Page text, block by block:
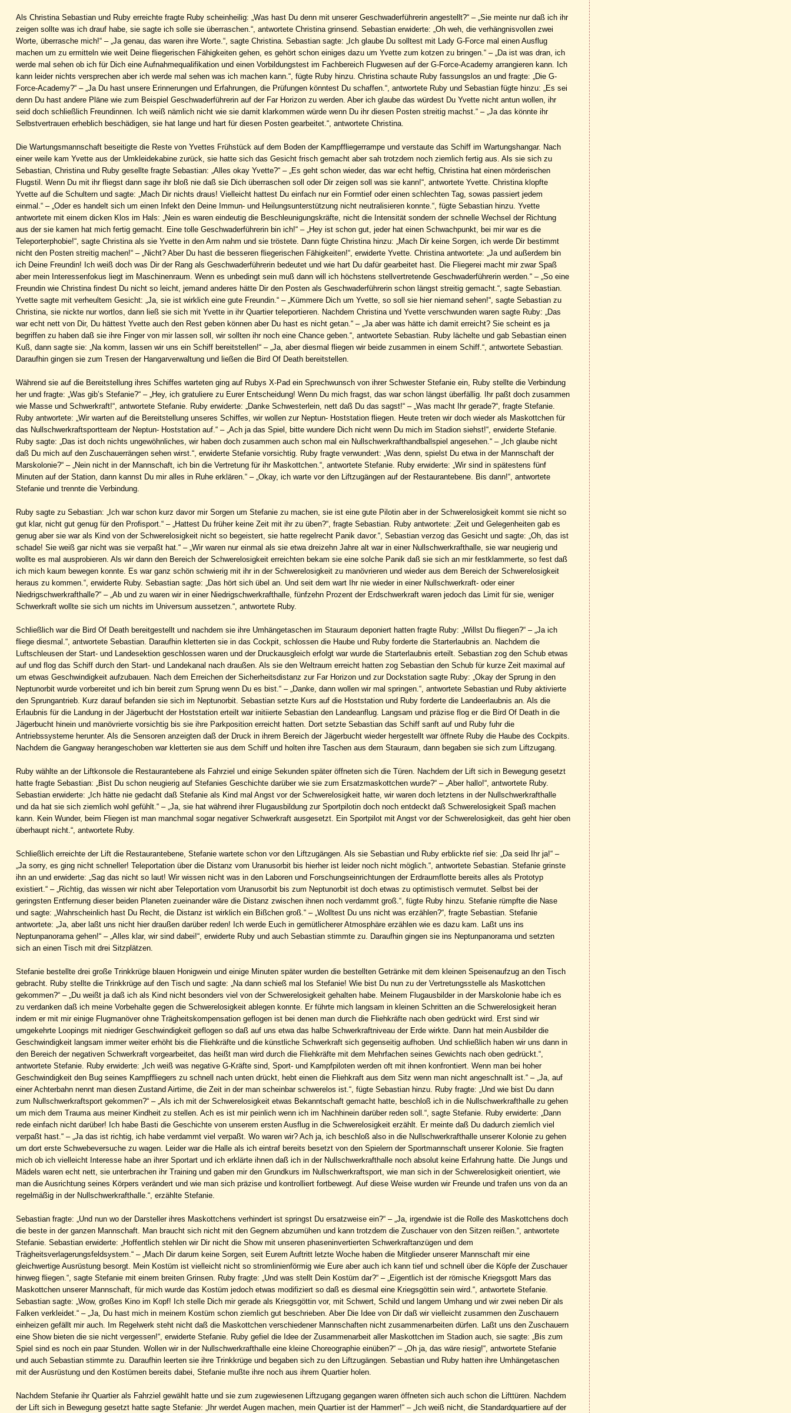
Als Christina Sebastian und Ruby erreichte fragte Ruby scheinheilig: „Was hast Du denn mit unserer Geschwaderführerin angestellt?“ – „Sie meinte nur daß ich ihr
zeigen sollte was ich drauf habe, sie sagte ich solle sie überraschen.“, antwortete Christina grinsend. Sebastian erwiderte: „Oh weh, die verhängnisvollen zwei
Worte, überrasche mich!“ – „Ja genau, das waren ihre Worte.“, sagte Christina. Sebastian sagte: „Ich glaube Du solltest mit Lady G-Force mal einen Ausflug
machen um zu ermitteln wie weit Deine fliegerischen Fähigkeiten gehen, es gehört schon einiges dazu um Yvette zum kotzen zu bringen.“ – „Da ist was dran, ich
werde mal sehen ob ich für Dich eine Aufnahmequalifikation und einen Vorbildungstest im Fachbereich Flugwesen auf der G-Force-Academy arrangieren kann. Ich
kann leider nichts versprechen aber ich werde mal sehen was ich machen kann.“, fügte Ruby hinzu. Christina schaute Ruby fassungslos an und fragte: „Die G-
Force-Academy?“ – „Ja Du hast unsere Erinnerungen und Erfahrungen, die Prüfungen könntest Du schaffen.“, antwortete Ruby und Sebastian fügte hinzu: „Es sei
denn Du hast andere Pläne wie zum Beispiel Geschwaderführerin auf der Far Horizon zu werden. Aber ich glaube das würdest Du Yvette nicht antun wollen, ihr
seid doch schließlich Freundinnen. Ich weiß nämlich nicht wie sie damit klarkommen würde wenn Du ihr diesen Posten streitig machst.“ – „Ja das könnte ihr
Selbstvertrauen erheblich beschädigen, sie hat lange und hart für diesen Posten gearbeitet.“, antwortete Christina.
Die Wartungsmannschaft beseitigte die Reste von Yvettes Frühstück auf dem Boden der Kampffliegerrampe und verstaute das Schiff im Wartungshangar. Nach
einer weile kam Yvette aus der Umkleidekabine zurück, sie hatte sich das Gesicht frisch gemacht aber sah trotzdem noch ziemlich fertig aus. Als sie sich zu
Sebastian, Christina und Ruby gesellte fragte Sebastian: „Alles okay Yvette?“ – „Es geht schon wieder, das war echt heftig, Christina hat einen mörderischen
Flugstil. Wenn Du mit ihr fliegst dann sage ihr bloß nie daß sie Dich überraschen soll oder Dir zeigen soll was sie kann!“, antwortete Yvette. Christina klopfte
Yvette auf die Schultern und sagte: „Mach Dir nichts draus! Vielleicht hattest Du einfach nur ein Formtief oder einen schlechten Tag, sowas passiert jedem
einmal.“ – „Oder es handelt sich um einen Infekt den Deine Immun- und Heilungsunterstützung nicht neutralisieren konnte.“, fügte Sebastian hinzu. Yvette
antwortete mit einem dicken Klos im Hals: „Nein es waren eindeutig die Beschleunigungskräfte, nicht die Intensität sondern der schnelle Wechsel der Richtung
aus der sie kamen hat mich fertig gemacht. Eine tolle Geschwaderführerin bin ich!“ – „Hey ist schon gut, jeder hat einen Schwachpunkt, bei mir war es die
Teleporterphobie!“, sagte Christina als sie Yvette in den Arm nahm und sie tröstete. Dann fügte Christina hinzu: „Mach Dir keine Sorgen, ich werde Dir bestimmt
nicht den Posten streitig machen!“ – „Nicht? Aber Du hast die besseren fliegerischen Fähigkeiten!“, erwiderte Yvette. Christina antwortete: „Ja und außerdem bin
ich Deine Freundin! Ich weiß doch was Dir der Rang als Geschwaderführerin bedeutet und wie hart Du dafür gearbeitet hast. Die Fliegerei macht mir zwar Spaß
aber mein Interessenfokus liegt im Maschinenraum. Wenn es unbedingt sein muß dann will ich höchstens stellvertretende Geschwaderführerin werden.“ – „So eine
Freundin wie Christina findest Du nicht so leicht, jemand anderes hätte Dir den Posten als Geschwaderführerin schon längst streitig gemacht.“, sagte Sebastian.
Yvette sagte mit verheultem Gesicht: „Ja, sie ist wirklich eine gute Freundin.“ – „Kümmere Dich um Yvette, so soll sie hier niemand sehen!“, sagte Sebastian zu
Christina, sie nickte nur wortlos, dann ließ sie sich mit Yvette in ihr Quartier teleportieren. Nachdem Christina und Yvette verschwunden waren sagte Ruby: „Das
war echt nett von Dir, Du hättest Yvette auch den Rest geben können aber Du hast es nicht getan.“ – „Ja aber was hätte ich damit erreicht? Sie scheint es ja
begriffen zu haben daß sie ihre Finger von mir lassen soll, wir sollten ihr noch eine Chance geben.“, antwortete Sebastian. Ruby lächelte und gab Sebastian einen
Kuß, dann sagte sie: „Na komm, lassen wir uns ein Schiff bereitstellen!“ – „Ja, aber diesmal fliegen wir beide zusammen in einem Schiff.“, antwortete Sebastian.
Daraufhin gingen sie zum Tresen der Hangarverwaltung und ließen die Bird Of Death bereitstellen.
Während sie auf die Bereitstellung ihres Schiffes warteten ging auf Rubys X-Pad ein Sprechwunsch von ihrer Schwester Stefanie ein, Ruby stellte die Verbindung
her und fragte: „Was gib’s Stefanie?“ – „Hey, ich gratuliere zu Eurer Entscheidung! Wenn Du mich fragst, das war schon längst überfällig. Ihr paßt doch zusammen
wie Masse und Schwerkraft!“, antwortete Stefanie. Ruby erwiderte: „Danke Schwesterlein, nett daß Du das sagst!“ – „Was macht Ihr gerade?“, fragte Stefanie.
Ruby antwortete: „Wir warten auf die Bereitstellung unseres Schiffes, wir wollen zur Neptun- Hoststation fliegen. Heute treten wir doch wieder als Maskottchen für
das Nullschwerkraftsportteam der Neptun- Hoststation auf.“ – „Ach ja das Spiel, bitte wundere Dich nicht wenn Du mich im Stadion siehst!“, erwiderte Stefanie.
Ruby sagte: „Das ist doch nichts ungewöhnliches, wir haben doch zusammen auch schon mal ein Nullschwerkrafthandballspiel angesehen.“ – „Ich glaube nicht
daß Du mich auf den Zuschauerrängen sehen wirst.“, erwiderte Stefanie vorsichtig. Ruby fragte verwundert: „Was denn, spielst Du etwa in der Mannschaft der
Marskolonie?“ – „Nein nicht in der Mannschaft, ich bin die Vertretung für ihr Maskottchen.“, antwortete Stefanie. Ruby erwiderte: „Wir sind in spätestens fünf
Minuten auf der Station, dann kannst Du mir alles in Ruhe erklären.“ – „Okay, ich warte vor den Liftzugängen auf der Restaurantebene. Bis dann!“, antwortete
Stefanie und trennte die Verbindung.
Ruby sagte zu Sebastian: „Ich war schon kurz davor mir Sorgen um Stefanie zu machen, sie ist eine gute Pilotin aber in der Schwerelosigkeit kommt sie nicht so
gut klar, nicht gut genug für den Profisport.“ – „Hattest Du früher keine Zeit mit ihr zu üben?“, fragte Sebastian. Ruby antwortete: „Zeit und Gelegenheiten gab es
genug aber sie war als Kind von der Schwerelosigkeit nicht so begeistert, sie hatte regelrecht Panik davor.“, Sebastian verzog das Gesicht und sagte: „Oh, das ist
schade! Sie weiß gar nicht was sie verpaßt hat.“ – „Wir waren nur einmal als sie etwa dreizehn Jahre alt war in einer Nullschwerkrafthalle, sie war neugierig und
wollte es mal ausprobieren. Als wir dann den Bereich der Schwerelosigkeit erreichten bekam sie eine solche Panik daß sie sich an mir festklammerte, so fest daß
ich mich kaum bewegen konnte. Es war ganz schön schwierig mit ihr in der Schwerelosigkeit zu manövrieren und wieder aus dem Bereich der Schwerelosigkeit
heraus zu kommen.“, erwiderte Ruby. Sebastian sagte: „Das hört sich übel an. Und seit dem wart Ihr nie wieder in einer Nullschwerkraft- oder einer
Niedrigschwerkrafthalle?“ – „Ab und zu waren wir in einer Niedrigschwerkrafthalle, fünfzehn Prozent der Erdschwerkraft waren jedoch das Limit für sie, weniger
Schwerkraft wollte sie sich um nichts im Universum aussetzen.“, antwortete Ruby.
Schließlich war die Bird Of Death bereitgestellt und nachdem sie ihre Umhängetaschen im Stauraum deponiert hatten fragte Ruby: „Willst Du fliegen?“ – „Ja ich
fliege diesmal.“, antwortete Sebastian. Daraufhin kletterten sie in das Cockpit, schlossen die Haube und Ruby forderte die Starterlaubnis an. Nachdem die
Luftschleusen der Start- und Landesektion geschlossen waren und der Druckausgleich erfolgt war wurde die Starterlaubnis erteilt. Sebastian zog den Schub etwas
auf und flog das Schiff durch den Start- und Landekanal nach draußen. Als sie den Weltraum erreicht hatten zog Sebastian den Schub für kurze Zeit maximal auf
um etwas Geschwindigkeit aufzubauen. Nach dem Erreichen der Sicherheitsdistanz zur Far Horizon und zur Dockstation sagte Ruby: „Okay der Sprung in den
Neptunorbit wurde vorbereitet und ich bin bereit zum Sprung wenn Du es bist.“ – „Danke, dann wollen wir mal springen.“, antwortete Sebastian und Ruby aktivierte
den Sprungantrieb. Kurz darauf befanden sie sich im Neptunorbit. Sebastian setzte Kurs auf die Hoststation und Ruby forderte die Landeerlaubnis an. Als die
Erlaubnis für die Landung in der Jägerbucht der Hoststation erteilt war initiierte Sebastian den Landeanflug. Langsam und präzise flog er die Bird Of Death in die
Jägerbucht hinein und manövrierte vorsichtig bis sie ihre Parkposition erreicht hatten. Dort setzte Sebastian das Schiff sanft auf und Ruby fuhr die
Antriebssysteme herunter. Als die Sensoren anzeigten daß der Druck in ihrem Bereich der Jägerbucht wieder hergestellt war öffnete Ruby die Haube des Cockpits.
Nachdem die Gangway herangeschoben war kletterten sie aus dem Schiff und holten ihre Taschen aus dem Stauraum, dann begaben sie sich zum Liftzugang.
Ruby wählte an der Liftkonsole die Restaurantebene als Fahrziel und einige Sekunden später öffneten sich die Türen. Nachdem der Lift sich in Bewegung gesetzt
hatte fragte Sebastian: „Bist Du schon neugierig auf Stefanies Geschichte darüber wie sie zum Ersatzmaskottchen wurde?“ – „Aber hallo!“, antwortete Ruby.
Sebastian erwiderte: „Ich hätte nie gedacht daß Stefanie als Kind mal Angst vor der Schwerelosigkeit hatte, wir waren doch letztens in der Nullschwerkrafthalle
und da hat sie sich ziemlich wohl gefühlt.“ – „Ja, sie hat während ihrer Flugausbildung zur Sportpilotin doch noch entdeckt daß Schwerelosigkeit Spaß machen
kann. Kein Wunder, beim Fliegen ist man manchmal sogar negativer Schwerkraft ausgesetzt. Ein Sportpilot mit Angst vor der Schwerelosigkeit, das geht hier oben
überhaupt nicht.“, antwortete Ruby.
Schließlich erreichte der Lift die Restaurantebene, Stefanie wartete schon vor den Liftzugängen. Als sie Sebastian und Ruby erblickte rief sie: „Da seid Ihr ja!“ –
„Ja sorry, es ging nicht schneller! Teleportation über die Distanz vom Uranusorbit bis hierher ist leider noch nicht möglich.“, antwortete Sebastian. Stefanie grinste
ihn an und erwiderte: „Sag das nicht so laut! Wir wissen nicht was in den Laboren und Forschungseinrichtungen der Erdraumflotte bereits alles als Prototyp
existiert.“ – „Richtig, das wissen wir nicht aber Teleportation vom Uranusorbit bis zum Neptunorbit ist doch etwas zu optimistisch vermutet. Selbst bei der
geringsten Entfernung dieser beiden Planeten zueinander wäre die Distanz zwischen ihnen noch verdammt groß.“, fügte Ruby hinzu. Stefanie rümpfte die Nase
und sagte: „Wahrscheinlich hast Du Recht, die Distanz ist wirklich ein Bißchen groß.“ – „Wolltest Du uns nicht was erzählen?“, fragte Sebastian. Stefanie
antwortete: „Ja, aber laßt uns nicht hier draußen darüber reden! Ich werde Euch in gemütlicherer Atmosphäre erzählen wie es dazu kam. Laßt uns ins
Neptunpanorama gehen!“ – „Alles klar, wir sind dabei!“, erwiderte Ruby und auch Sebastian stimmte zu. Daraufhin gingen sie ins Neptunpanorama und setzten
sich an einen Tisch mit drei Sitzplätzen.
Stefanie bestellte drei große Trinkkrüge blauen Honigwein und einige Minuten später wurden die bestellten Getränke mit dem kleinen Speisenaufzug an den Tisch
gebracht. Ruby stellte die Trinkkrüge auf den Tisch und sagte: „Na dann schieß mal los Stefanie! Wie bist Du nun zu der Vertretungsstelle als Maskottchen
gekommen?“ – „Du weißt ja daß ich als Kind nicht besonders viel von der Schwerelosigkeit gehalten habe. Meinem Flugausbilder in der Marskolonie habe ich es
zu verdanken daß ich meine Vorbehalte gegen die Schwerelosigkeit ablegen konnte. Er führte mich langsam in kleinen Schritten an die Schwerelosigkeit heran
indem er mit mir einige Flugmanöver ohne Trägheitskompensation geflogen ist bei denen man durch die Fliehkräfte nach oben gedrückt wird. Erst sind wir
umgekehrte Loopings mit niedriger Geschwindigkeit geflogen so daß auf uns etwa das halbe Schwerkraftniveau der Erde wirkte. Dann hat mein Ausbilder die
Geschwindigkeit langsam immer weiter erhöht bis die Fliehkräfte und die künstliche Schwerkraft sich gegenseitig aufhoben. Und schließlich haben wir uns dann in
den Bereich der negativen Schwerkraft vorgearbeitet, das heißt man wird durch die Fliehkräfte mit dem Mehrfachen seines Gewichts nach oben gedrückt.“,
antwortete Stefanie. Ruby erwiderte: „Ich weiß was negative G-Kräfte sind, Sport- und Kampfpiloten werden oft mit ihnen konfrontiert. Wenn man bei hoher
Geschwindigkeit den Bug seines Kampffliegers zu schnell nach unten drückt, hebt einen die Fliehkraft aus dem Sitz wenn man nicht angeschnallt ist.“ – „Ja, auf
einer Achterbahn nennt man diesen Zustand Airtime, die Zeit in der man scheinbar schwerelos ist.“, fügte Sebastian hinzu. Ruby fragte: „Und wie bist Du dann
zum Nullschwerkraftsport gekommen?“ – „Als ich mit der Schwerelosigkeit etwas Bekanntschaft gemacht hatte, beschloß ich in die Nullschwerkrafthalle zu gehen
um mich dem Trauma aus meiner Kindheit zu stellen. Ach es ist mir peinlich wenn ich im Nachhinein darüber reden soll.“, sagte Stefanie. Ruby erwiderte: „Dann
rede einfach nicht darüber! Ich habe Basti die Geschichte von unserem ersten Ausflug in die Schwerelosigkeit erzählt. Er meinte daß Du dadurch ziemlich viel
verpaßt hast.“ – „Ja das ist richtig, ich habe verdammt viel verpaßt. Wo waren wir? Ach ja, ich beschloß also in die Nullschwerkrafthalle unserer Kolonie zu gehen
um dort erste Schwebeversuche zu wagen. Leider war die Halle als ich eintraf bereits besetzt von den Spielern der Sportmannschaft unserer Kolonie. Sie fragten
mich ob ich vielleicht Interesse habe an ihrer Sportart und ich erklärte ihnen daß ich in der Nullschwerkrafthalle noch absolut keine Erfahrung hatte. Die Jungs und
Mädels waren echt nett, sie unterbrachen ihr Training und gaben mir den Grundkurs im Nullschwerkraftsport, wie man sich in der Schwerelosigkeit orientiert, wie
man die Ausrichtung seines Körpers verändert und wie man sich präzise und kontrolliert fortbewegt. Auf diese Weise wurden wir Freunde und trafen uns von da an
regelmäßig in der Nullschwerkrafthalle.“, erzählte Stefanie.
Sebastian fragte: „Und nun wo der Darsteller ihres Maskottchens verhindert ist springst Du ersatzweise ein?“ – „Ja, irgendwie ist die Rolle des Maskottchens doch
die beste in der ganzen Mannschaft. Man braucht sich nicht mit den Gegnern abzumühen und kann trotzdem die Zuschauer von den Sitzen reißen.“, antwortete
Stefanie. Sebastian erwiderte: „Hoffentlich stehlen wir Dir nicht die Show mit unseren phaseninvertierten Schwerkraftanzügen und dem
Trägheitsverlagerungsfeldsystem.“ – „Mach Dir darum keine Sorgen, seit Eurem Auftritt letzte Woche haben die Mitglieder unserer Mannschaft mir eine
gleichwertige Ausrüstung besorgt. Mein Kostüm ist vielleicht nicht so stromlinienförmig wie Eure aber auch ich kann tief und schnell über die Köpfe der Zuschauer
hinweg fliegen.“, sagte Stefanie mit einem breiten Grinsen. Ruby fragte: „Und was stellt Dein Kostüm dar?“ – „Eigentlich ist der römische Kriegsgott Mars das
Maskottchen unserer Mannschaft, für mich wurde das Kostüm jedoch etwas modifiziert so daß es diesmal eine Kriegsgöttin sein wird.“, antwortete Stefanie.
Sebastian sagte: „Wow, großes Kino im Kopf! Ich stelle Dich mir gerade als Kriegsgöttin vor, mit Schwert, Schild und langem Umhang und wir zwei neben Dir als
Falken verkleidet.“ – „Ja, Du hast mich in meinem Kostüm schon ziemlich gut beschrieben. Aber Die Idee von Dir daß wir vielleicht zusammen den Zuschauern
einheizen gefällt mir auch. Im Regelwerk steht nicht daß die Maskottchen verschiedener Mannschaften nicht zusammenarbeiten dürfen. Laßt uns den Zuschauern
eine Show bieten die sie nicht vergessen!“, erwiderte Stefanie. Ruby gefiel die Idee der Zusammenarbeit aller Maskottchen im Stadion auch, sie sagte: „Bis zum
Spiel sind es noch ein paar Stunden. Wollen wir in der Nullschwerkrafthalle eine kleine Choreographie einüben?“ – „Oh ja, das wäre riesig!“, antwortete Stefanie
und auch Sebastian stimmte zu. Daraufhin leerten sie ihre Trinkkrüge und begaben sich zu den Liftzugängen. Sebastian und Ruby hatten ihre Umhängetaschen
mit der Ausrüstung und den Kostümen bereits dabei, Stefanie mußte ihre noch aus ihrem Quartier holen.
Nachdem Stefanie ihr Quartier als Fahrziel gewählt hatte und sie zum zugewiesenen Liftzugang gegangen waren öffneten sich auch schon die Lifttüren. Nachdem
der Lift sich in Bewegung gesetzt hatte sagte Stefanie: „Ihr werdet Augen machen, mein Quartier ist der Hammer!“ – „Ich weiß nicht, die Standardquartiere auf der